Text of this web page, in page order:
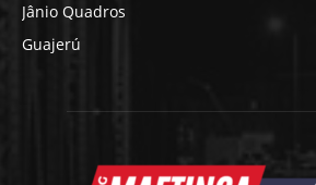
Jânio Quadros
Guajerú